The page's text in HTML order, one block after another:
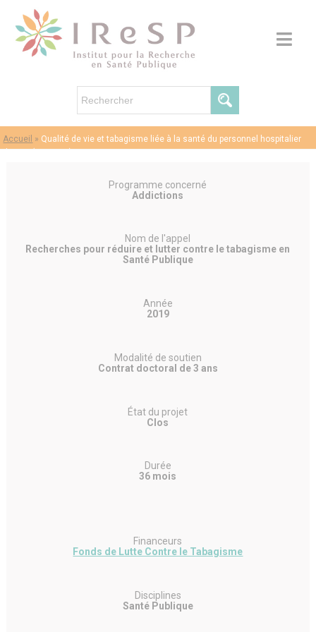
Accueil » Qualité de vie et tabagisme liée à la santé du personnel hospitalier
de nuit (ALADDIN)
Programme concerné
Addictions
Nom de l'appel
Recherches pour réduire et lutter contre le tabagisme en
Santé Publique
Année
2019
Modalité de soutien
Contrat doctoral de 3 ans
État du projet
Clos
Durée
36 mois
Financeurs
Fonds de Lutte Contre le Tabagisme
Disciplines
Santé Publique